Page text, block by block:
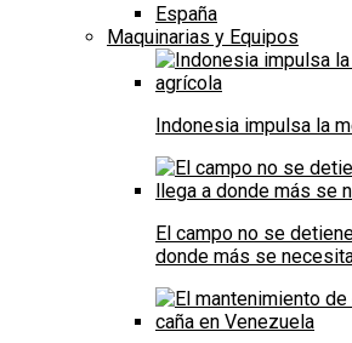
España
Maquinarias y Equipos
Indonesia impulsa la
El campo no se
donde más se